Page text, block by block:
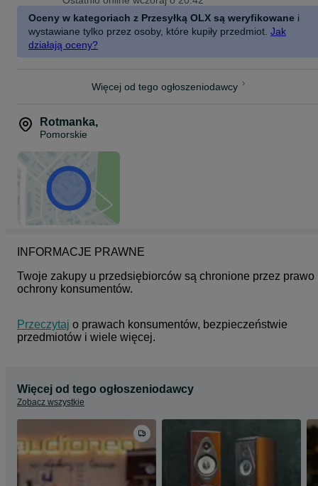
Oceny w kategoriach z Przesyłką OLX są weryfikowane i
wystawiane tylko przez osoby, które kupiły przedmiot. Jak
działają oceny?
Więcej od tego ogłoszeniodawcy
Rotmanka,
Pomorskie
INFORMACJE PRAWNE
Twoje zakupy u przedsiębiorców są chronione przez prawo
ochrony konsumentów.
Przeczytaj o prawach konsumentów, bezpieczeństwie
przedmiotów i wiele więcej.
Więcej od tego ogłoszeniodawcy
Zobacz wszystkie